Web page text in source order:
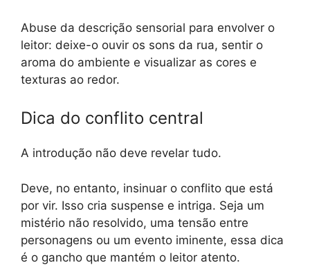
Abuse da descrição sensorial para envolver o
leitor: deixe-o ouvir os sons da rua, sentir o
aroma do ambiente e visualizar as cores e
texturas ao redor.
Dica do conflito central
A introdução não deve revelar tudo.
Deve, no entanto, insinuar o conflito que está
por vir. Isso cria suspense e intriga. Seja um
mistério não resolvido, uma tensão entre
personagens ou um evento iminente, essa dica
é o gancho que mantém o leitor atento.